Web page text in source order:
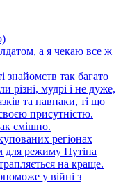
а я чекаю все ж
знайомств так багато
різні, мудрі і не дуже,
та навпаки, ті що
присутністю.
смішно.
регіонах
для режиму Путіна
на краще.
у війні з